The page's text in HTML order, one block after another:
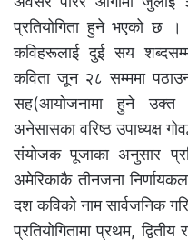
प्रतियोगिता हुने भएको छ ।
कविहरूलाई दुई सय
कविता जून २८ सम्ममा
सह(आयोजनामा हुने उक्त
अनेसासका वरिष्ठ उपाध्यक्ष
संयोजक पूजाका अनुसार
अमेरिकाकै तीनजना
दश कविको नाम सार्वजनिक
प्रतियोगितामा प्रथम,